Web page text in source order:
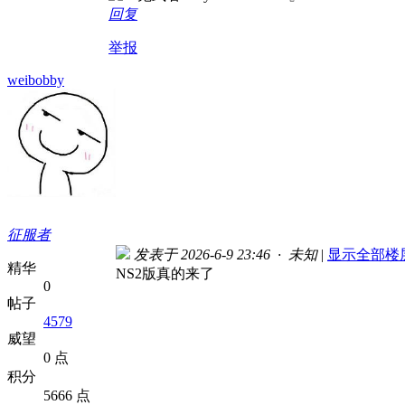
回复
举报
weibobby
征服者
精华
0
帖子
4579
威望
0 点
积分
5666 点
发表于 2026-6-9 23:46 · 未知 | 显示全部楼
NS2版真的来了